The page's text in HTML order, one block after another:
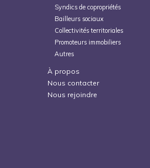
Syndics de copropriétés
Bailleurs sociaux
Collectivités territoriales
Promoteurs immobiliers
Autres
À propos
Nous contacter
Nous rejoindre